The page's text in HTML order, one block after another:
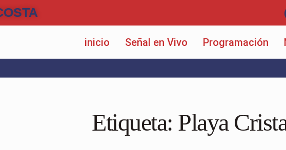
inicio Señal en Vivo Programación
Etiqueta: Playa